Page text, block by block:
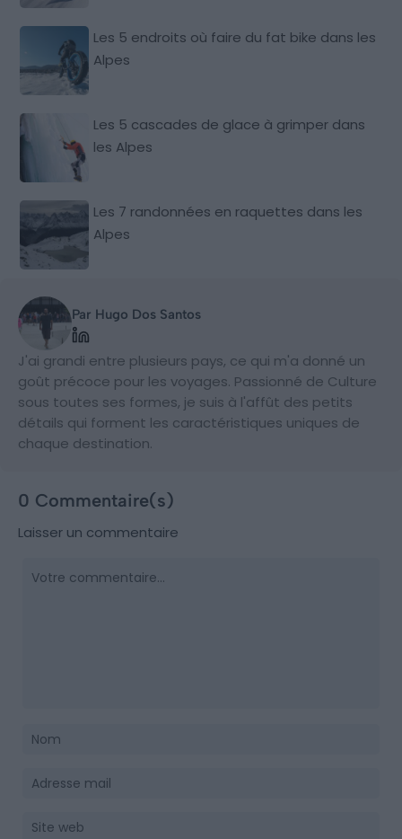
Les 5 endroits où faire du fat bike dans les
Alpes
Les 5 cascades de glace à grimper dans
les Alpes
Les 7 randonnées en raquettes dans les
Alpes
Par Hugo Dos Santos
J'ai grandi entre plusieurs pays, ce qui m'a donné un
goût précoce pour les voyages. Passionné de Culture
sous toutes ses formes, je suis à l'affût des petits
détails qui forment les caractéristiques uniques de
chaque destination.
0 Commentaire(s)
Laisser un commentaire